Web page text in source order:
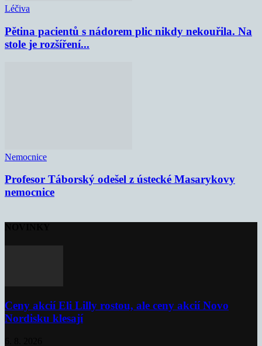
Léčiva
Pětina pacientů s nádorem plic nikdy nekouřila. Na
stole je rozšíření...
Nemocnice
Profesor Táborský odešel z ústecké Masarykovy
nemocnice
Ceny akcií Eli Lilly rostou, ale ceny akcií Novo
Nordisku klesají